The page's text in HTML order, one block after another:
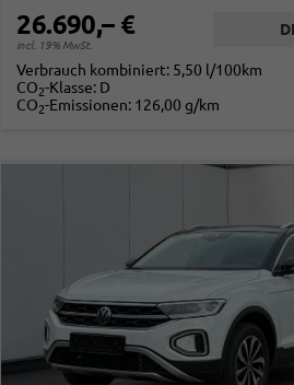
26.690,– €
incl. 19% MwSt.
Verbrauch kombiniert: 5,50 l/100km
CO2-Klasse: D
CO2-Emissionen: 126,00 g/km